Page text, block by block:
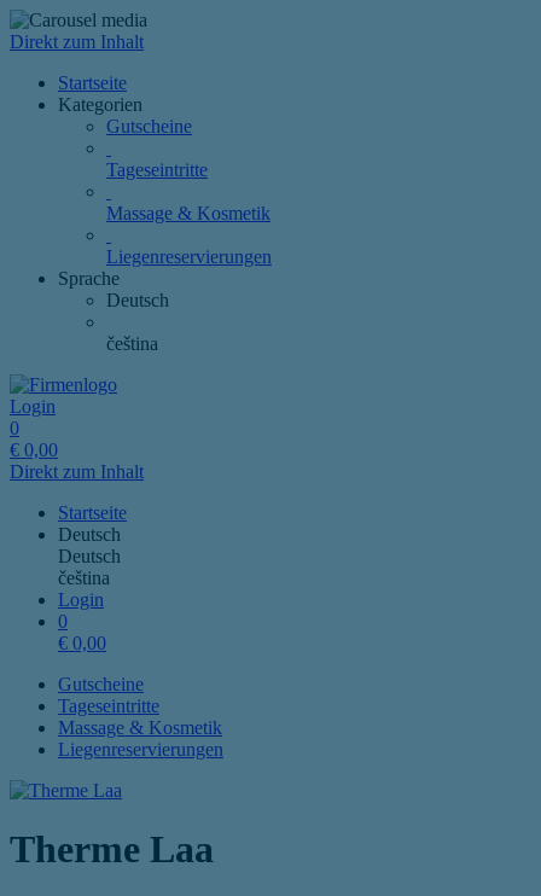
Direkt zum Inhalt
Startseite
Kategorien
Gutscheine
Tageseintritte
Massage & Kosmetik
Liegenreservierungen
Sprache
Deutsch
čeština
Login
0
€ 0,00
Direkt zum Inhalt
Startseite
Deutsch
Deutsch
čeština
Login
0
€ 0,00
Gutscheine
Tageseintritte
Massage & Kosmetik
Liegenreservierungen
Therme Laa